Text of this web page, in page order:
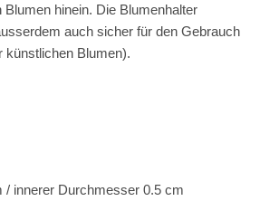
hinein. Die Blumenhalter
auch sicher für den Gebrauch
künstlichen Blumen).
/ innerer Durchmesser 0.5 cm